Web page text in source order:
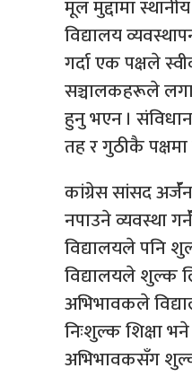
मूल मुद्दामा
विद्यालय
गर्दा एक पक्षले
सञ्चालकहरूले
हुनु भएन ।
तह र गुठीकै
कांग्रेस सांसद
नपाउने व्यवस्था
विद्यालयले पनि
विद्यालयले शुल्क
अभिभावकले
निःशुल्क शिक्षा
अभिभावकसँग